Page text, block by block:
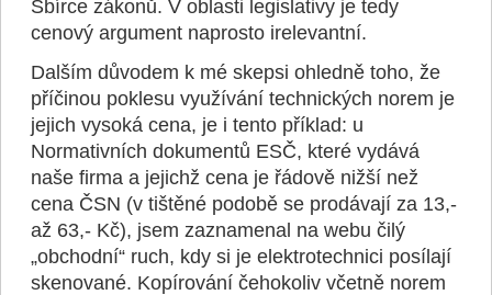
Sbírce zákonů. V oblasti legislativy je tedy
cenový argument naprosto irelevantní.
Dalším důvodem k mé skepsi ohledně toho, že
příčinou poklesu využívání technických norem je
jejich vysoká cena, je i tento příklad: u
Normativních dokumentů ESČ, které vydává
naše firma a jejichž cena je řádově nižší než
cena ČSN (v tištěné podobě se prodávají za 13,-
až 63,- Kč), jsem zaznamenal na webu čilý
„obchodní“ ruch, kdy si je elektrotechnici posílají
skenované. Kopírování čehokoliv včetně norem